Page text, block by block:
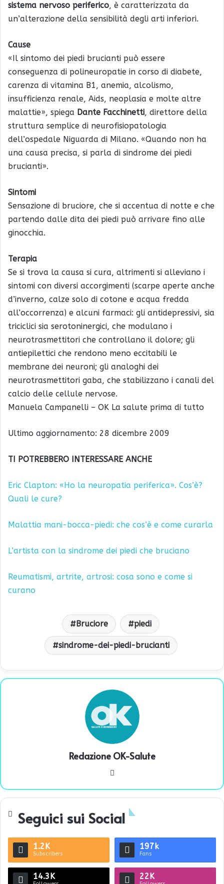
sistema nervoso periferico, è caratterizzata da
un’alterazione della sensibilità degli arti inferiori.
Cause
«Il sintomo dei piedi brucianti può essere
conseguenza di polineuropatie in corso di diabete,
carenza di vitamina B1, anemia, alcolismo,
insufficienza renale, Aids, neoplasia e molte altre
malattie», spiega Dante Facchinetti, direttore della
struttura semplice di neurofisiopatologia
dell’ospedale Niguarda di Milano. «Quando non ha
una causa precisa, si parla di sindrome dei piedi
brucianti».
Sintomi
Sensazione di bruciore, che si accentua di notte e che
partendo dalle dita dei piedi può arrivare fino alle
ginocchia.
Terapia
Se si trova la causa si cura, altrimenti si alleviano i
sintomi con diversi accorgimenti (scarpe aperte anche
d’inverno, calze solo di cotone e acqua fredda
all’occorrenza) e alcuni farmaci: gli antidepressivi, sia
triciclici sia serotoninergici, che modulano i
neurotrasmettitori che controllano il dolore; gli
antiepilettici che rendono meno eccitabili le
membrane dei neuroni; gli analoghi dei
neurotrasmettitori gaba, che stabilizzano i canali del
calcio delle cellule nervose.
Manuela Campanelli – OK La salute prima di tutto
Ultimo aggiornamento: 28 dicembre 2009
TI POTREBBERO INTERESSARE ANCHE
Eric Clapton: «Ho la neuropatia periferica». Cos’è?
Quali le cure?
Malattia mani-bocca-piedi: che cos’è e come curarla
L’artista con la sindrome dei piedi che bruciano
Reumatismi, artrite, artrosi: cosa sono e come si
curano
Bruciore piedi
sindrome-dei-piedi-brucianti
Redazione OK-Salute
te
Seguici sui Social
1.2K
Subscribers
197k
Fans
14.3K 22K